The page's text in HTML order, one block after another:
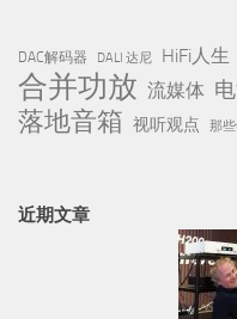
DAC解码器 DALI 达尼 HiFi人生
合并功放 流媒体
落地音箱 视听观点 那
近期文章